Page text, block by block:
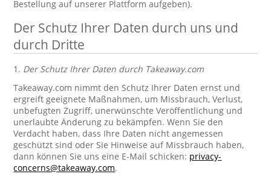
Bestellung auf unserer Plattform aufgeben).
Der Schutz Ihrer Daten durch uns und
durch Dritte
1. Der Schutz Ihrer Daten durch Takeaway.com
Takeaway.com nimmt den Schutz Ihrer Daten ernst und
ergreift geeignete Maßnahmen, um Missbrauch, Verlust,
unbefugten Zugriff, unerwünschte Veröffentlichung und
unerlaubte Änderung zu bekämpfen. Wenn Sie den
Verdacht haben, dass Ihre Daten nicht angemessen
geschützt sind oder Sie Hinweise auf Missbrauch haben,
dann können Sie uns eine E-Mail schicken: privacy-
concerns@takeaway.com.